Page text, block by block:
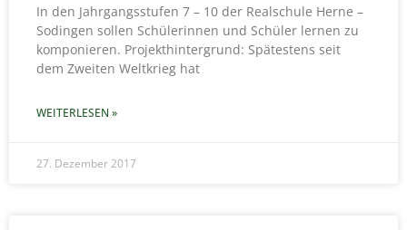
In den Jahrgangsstufen 7 – 10 der Realschule Herne –
Sodingen sollen Schülerinnen und Schüler lernen zu
komponieren. Projekthintergrund: Spätestens seit
dem Zweiten Weltkrieg hat
WEITERLESEN »
27. Dezember 2017